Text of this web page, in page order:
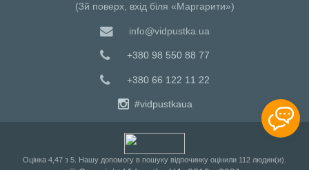
(3й поверх, вхід біля «Маргарити»)
info@vidpustka.ua
+380 98 550 88 77
+380 66 122 11 22
#vidpustkaua
Оцiнка 4,47 з 5 . Нашу допомогу в пошуку відпочинку оцінили 112 людин(и).